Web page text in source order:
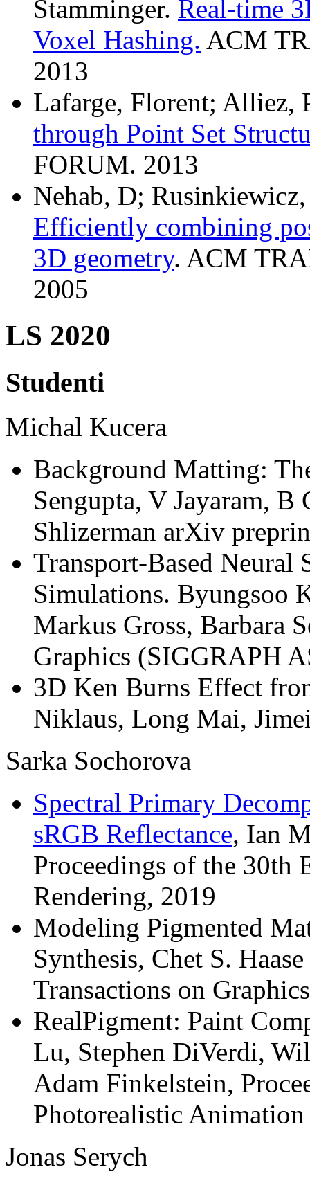
Stamminger. Real-time
Voxel Hashing. ACM
2013
Lafarge, Florent; Alliez,
through Point Set
FORUM. 2013
Nehab, D;
Efficiently combining
3D geometry. ACM
2005
LS 2020
Studenti
Michal Kucera
Background Matting:
Sengupta, V Jayaram, B
Shlizerman arXiv
Transport-Based Neural
Simulations. Byungsoo
Markus Gross, Barbara
Graphics (SIGGRAPH
3D Ken Burns Effect
Niklaus, Long Mai,
Sarka Sochorova
Spectral Primary
sRGB Reflectance, Ian
Proceedings of the 30th
Rendering, 2019
Modeling Pigmented
Synthesis, Chet S.
Transactions on
RealPigment: Paint
Lu, Stephen DiVerdi,
Adam Finkelstein,
Photorealistic
Jonas Serych